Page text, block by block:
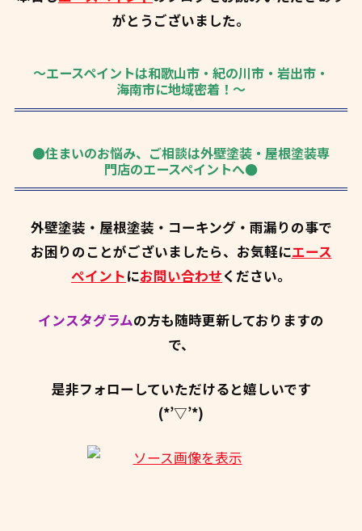
がとうございました。
～エースペイントは和歌山市・紀の川市・岩出市・
海南市に地域密着！～
●住まいのお悩み、ご相談は外壁塗装・屋根塗装専
門店のエースペイントへ●
外壁塗装・屋根塗装・コーキング・雨漏りの事で
お困りのことがございましたら、お気軽にエース
ペイントにお問い合わせください。
インスタグラムの方も随時更新しておりますの
で、
是非フォローしていただけると嬉しいです
(*’▽’*)